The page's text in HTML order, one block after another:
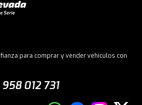
para comprar y vender vehículos con
958 012 731